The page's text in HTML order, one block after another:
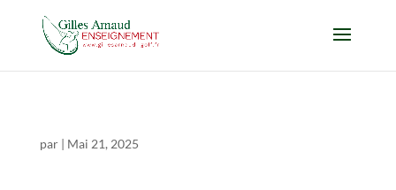
par | Mai 21, 2025